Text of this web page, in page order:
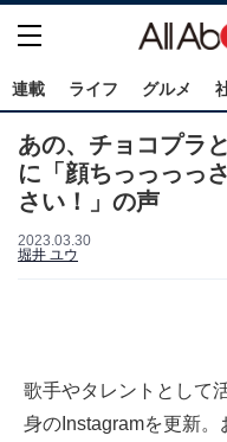
連載 ライフ グルメ
あの、チョコプラ
に「顔ちっっっっ
さい！」の声
2023.03.30
堀井 ユウ
歌手やタレントとして
身のInstagramを更新